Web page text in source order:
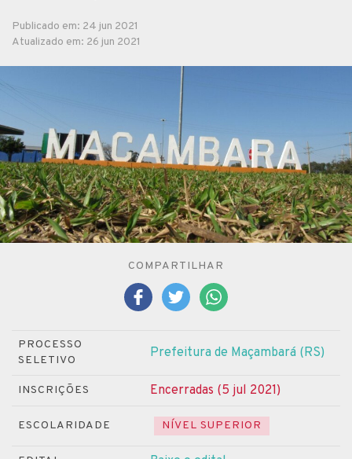
Publicado em: 24 jun 2021
Atualizado em: 26 jun 2021
COMPARTILHAR
PROCESSO
SELETIVO
Prefeitura de Maçambará (RS)
INSCRIÇÕES Encerradas (5 jul 2021)
ESCOLARIDADE NÍVEL SUPERIOR